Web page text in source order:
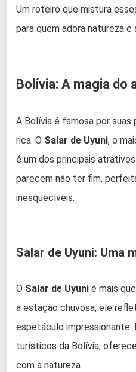
Um roteiro que mistura
para quem adora natureza e
Bolívia: A magia do
A Bolívia é famosa por
rica. O Salar de Uyuni, o
é um dos principais
parecem não ter fim,
inesquecíveis.
Salar de Uyuni: Uma
O Salar de Uyuni é mais
a estação chuvosa, ele
espetáculo impressionante.
turísticos da Bolívia,
com a natureza.